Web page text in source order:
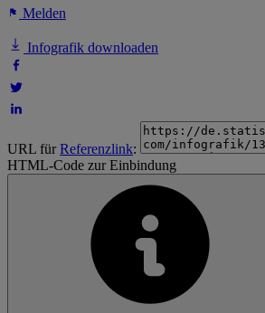
Melden
Infografik downloaden
URL fürReferenzlink:
HTML-Code zur Einbindung